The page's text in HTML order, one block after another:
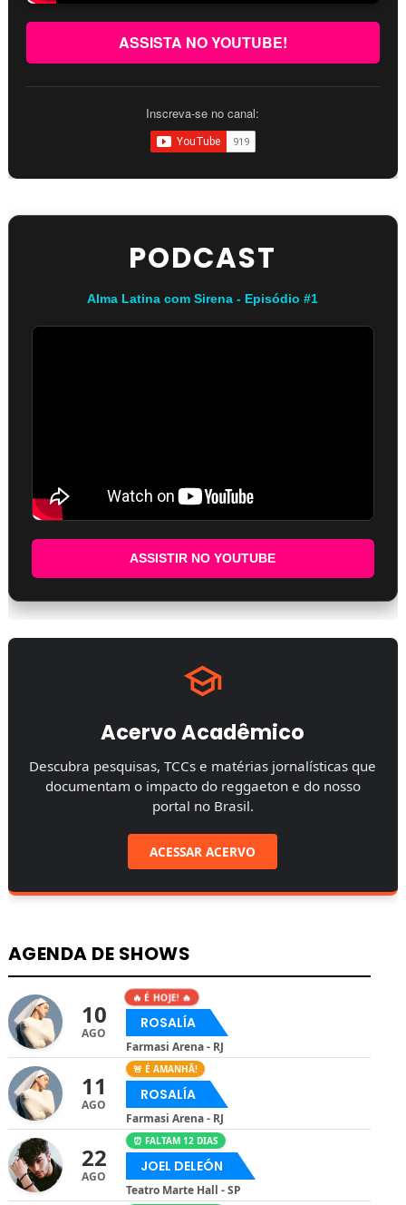
ASSISTA NO YOUTUBE!
Inscreva-se no canal:
PODCAST
Alma Latina com Sirena - Episódio #1
ASSISTIR NO YOUTUBE
Acervo Acadêmico
Descubra pesquisas, TCCs e matérias jornalísticas que
documentam o impacto do reggaeton e do nosso
portal no Brasil.
ACESSAR ACERVO
AGENDA DE SHOWS
10
AGO
🔥 É HOJE! 🔥
ROSALÍA
Farmasi Arena - RJ
11
AGO
🚨 É AMANHÃ!
ROSALÍA
Farmasi Arena - RJ
22
AGO
⏰ FALTAM 12 DIAS
JOEL DELEÓN
Teatro Marte Hall - SP